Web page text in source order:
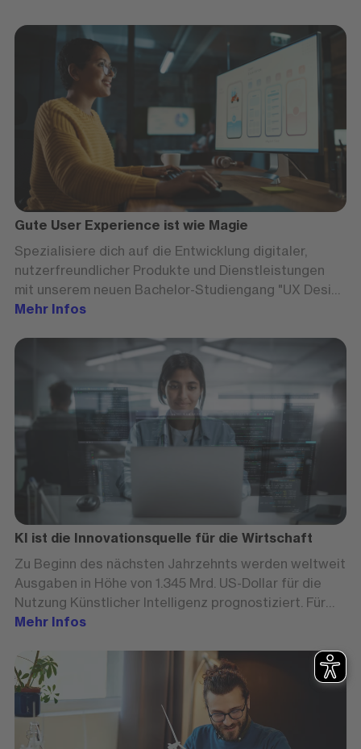
Gute User Experience ist wie Magie
Spezialisiere dich auf die Entwicklung digitaler,
nutzerfreundlicher Produkte und Dienstleistungen
mit unserem neuen Bachelor-Studiengang "UX Design
& Digital Solutions".
Mehr Infos
KI ist die Innovationsquelle für die Wirtschaft
Zu Beginn des nächsten Jahrzehnts werden weltweit
Ausgaben in Höhe von 1.345 Mrd. US-Dollar für die
Nutzung Künstlicher Intelligenz prognostiziert. Für
die Unternehmen bedeutet dies, dass sie zahlreiche
Werkzeugen vertraut sind.
Mehr Infos